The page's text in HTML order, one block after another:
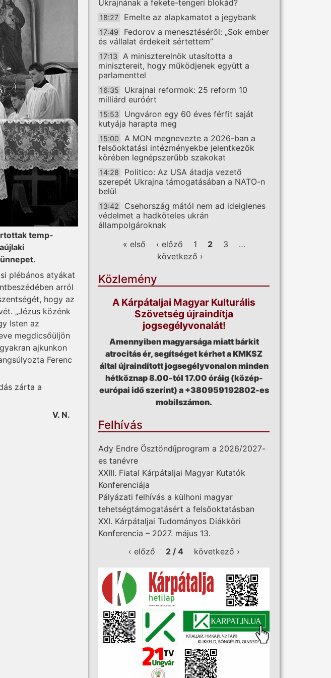
temp­
plébános atyákat
arról
hogy az
„Jézus közénk
Isten az
meg­dicsőüljön
ajkunkon
Ferenc
zárta a
V. N.
Ukrajnának a fekete-tengeri blokád?
18:27 Emelte az alapkamatot a jegybank
17:49
Fedorov a menesztéséről: „Sok ember
és vállalat érdekeit sértettem”
17:13
A miniszterelnök utasította a
minisztereit, hogy működjenek együtt a
parlamenttel
16:35
Ukrajnai reformok: 25 reform 10
milliárd euróért
15:53
Ungváron egy 60 éves férfit saját
kutyája harapta meg
15:00
A MON megnevezte a 2026-ban a
felsőoktatási intézményekbe jelentkezők
körében legnépszerűbb szakokat
14:28
Politico: Az USA átadja vezető
szerepét Ukrajna támogatásában a NATO-n
belül
13:42
Csehország mától nem ad ideiglenes
védelmet a hadköteles ukrán
állampolgároknak
Oldalak
« első ‹ előző 1 2 3
…
következő ›
Közlemény
A Kárpátaljai Magyar Kulturális
Szövetség újraindítja
jogsegélyvonalát!
Amennyiben magyarsága miatt bárkit
atrocitás ér, segítséget kérhet a KMKSZ
által újraindított jogsegélyvonalon minden
hétköznap 8.00-tól 17.00 óráig (közép-
európai idő szerint) a +380959192802-es
mobilszámon.
Felhívás
Ady Endre Ösztöndíjprogram a 2026/2027-
es tanévre
XXIII. Fiatal Kárpátaljai Magyar Kutatók
Konferenciája
Pályázati felhívás a külhoni magyar
tehetségtámogatásért a felsőoktatásban
XXI. Kárpátaljai Tudományos Diákköri
Konferencia – 2027. május 13.
‹ előző
2 / 4 következő ›